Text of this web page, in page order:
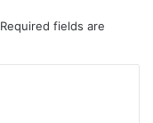
Required fields are